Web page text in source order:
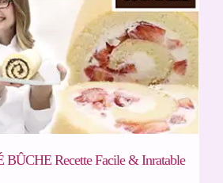
Recette Facile & Inratable